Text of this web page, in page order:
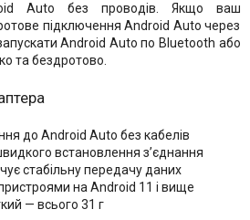
Auto без проводів. Якщо ваш
підключення Android Auto через
Android Auto по Bluetooth або
та бездротово.
до Android Auto без кабелів
встановлення з’єднання
стабільну передачу даних
пристроями на Android 11 і вище
— всього 31 г